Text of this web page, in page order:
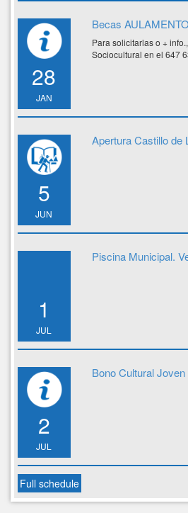
28
JAN
Becas
Para solicitarlas o +
Sociocultural en el 647
5
JUN
Apertura Castillo de
1
JUL
Piscina Municipal.
2
JUL
Bono Cultural Joven
Full schedule